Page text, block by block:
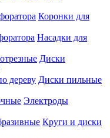
Коронки для
Насадки для
Диски
Диски пильные
Электроды
Круги и диски